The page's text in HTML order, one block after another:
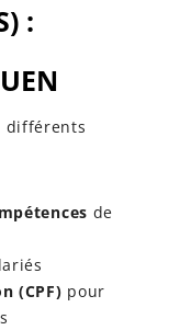
:
différents
de
(CPF) pour